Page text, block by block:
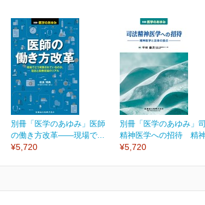
別冊「医学のあゆみ」医師
の働き方改革――現場で...
¥5,720
別冊「医学のあゆみ」
精神医学への招待 精
¥5,720